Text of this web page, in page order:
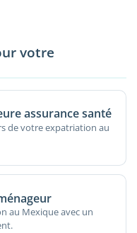
votre
assurance santé
de votre expatriation au
au Mexique avec un